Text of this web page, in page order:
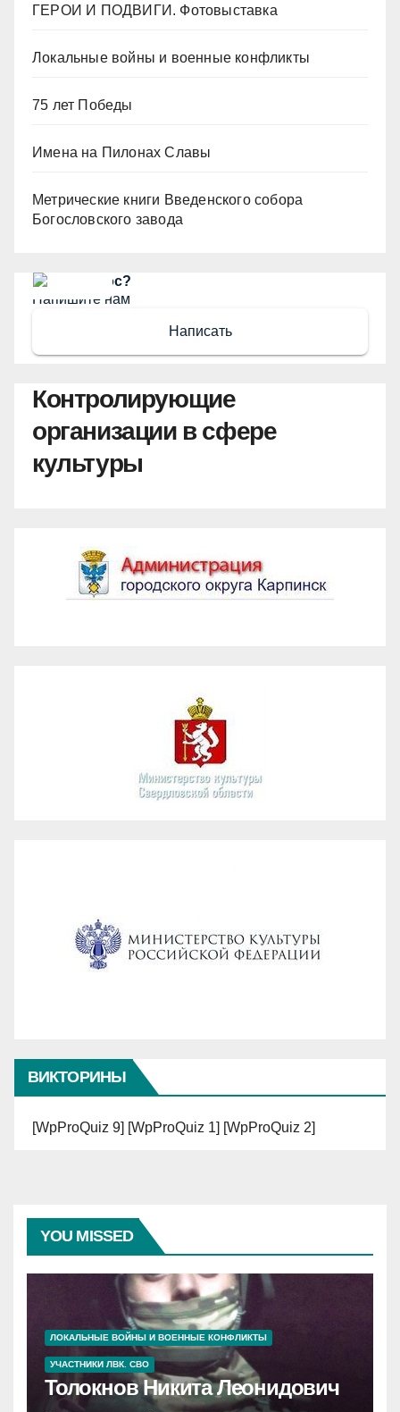
ГЕРОИ И ПОДВИГИ. Фотовыставка
Локальные войны и военные конфликты
75 лет Победы
Имена на Пилонах Славы
Метрические книги Введенского собора
Богословского завода
Есть вопрос?
Напишите нам
Написать
Контролирующие
организации в сфере
культуры
ВИКТОРИНЫ
[WpProQuiz 9] [WpProQuiz 1] [WpProQuiz 2]
YOU MISSED
ЛОКАЛЬНЫЕ ВОЙНЫ И ВОЕННЫЕ КОНФЛИКТЫ
УЧАСТНИКИ ЛВК. СВО
Толокнов Никита Леонидович